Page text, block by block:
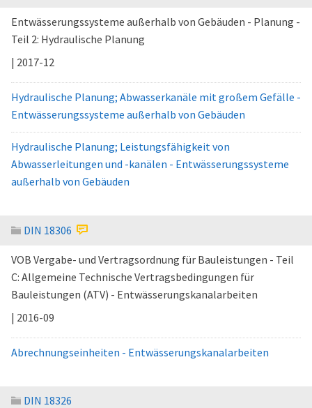
Entwässerungssysteme außerhalb von Gebäuden - Planung -
Teil 2: Hydraulische Planung
| 2017-12
Hydraulische Planung; Abwasserkanäle mit großem Gefälle -
Entwässerungssysteme außerhalb von Gebäuden
Hydraulische Planung; Leistungsfähigkeit von
Abwasserleitungen und -kanälen - Entwässerungssysteme
außerhalb von Gebäuden
DIN 18306
VOB Vergabe- und Vertragsordnung für Bauleistungen - Teil
C: Allgemeine Technische Vertragsbedingungen für
Bauleistungen (ATV) - Entwässerungskanalarbeiten
| 2016-09
Abrechnungseinheiten - Entwässerungskanalarbeiten
DIN 18326